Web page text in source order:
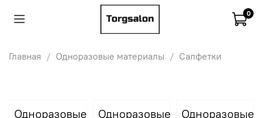
0
Главная Одноразовые материалы Cалфетки
Одноразовые
Одноразовые
Одноразовые